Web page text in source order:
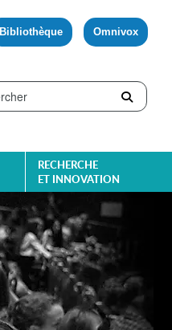
Bibliothèque Omnivox
RECHERCHE
ET INNOVATION